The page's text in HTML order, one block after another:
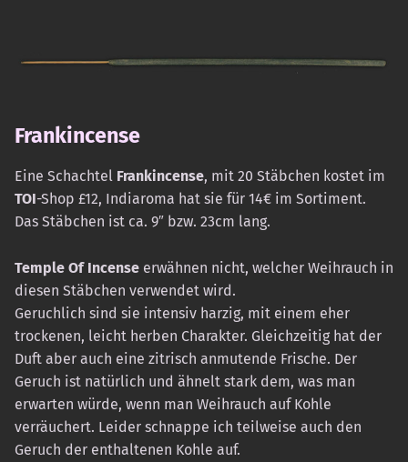
Frankincense
Eine Schachtel Frankincense, mit 20 Stäbchen kostet im
TOI-Shop £12, Indiaroma hat sie für 14€ im Sortiment.
Das Stäbchen ist ca. 9″ bzw. 23cm lang.
Temple Of Incense erwähnen nicht, welcher Weihrauch in
diesen Stäbchen verwendet wird.
Geruchlich sind sie intensiv harzig, mit einem eher
trockenen, leicht herben Charakter. Gleichzeitig hat der
Duft aber auch eine zitrisch anmutende Frische. Der
Geruch ist natürlich und ähnelt stark dem, was man
erwarten würde, wenn man Weihrauch auf Kohle
verräuchert. Leider schnappe ich teilweise auch den
Geruch der enthaltenen Kohle auf.